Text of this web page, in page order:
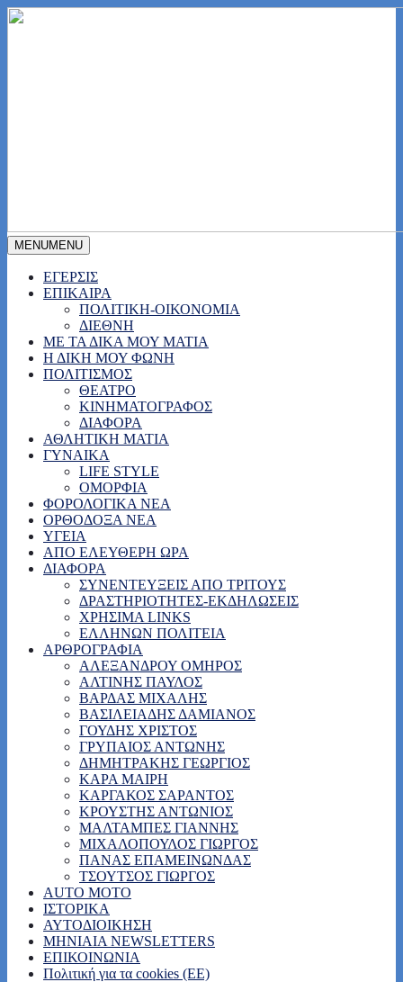
MENUMENU
ΕΓΕΡΣΙΣ
ΕΠΙΚΑΙΡΑ
ΠΟΛΙΤΙΚΗ-ΟΙΚΟΝΟΜΙΑ
ΔΙΕΘΝΗ
ΜΕ ΤΑ ΔΙΚΑ ΜΟΥ ΜΑΤΙΑ
Η ΔΙΚΗ ΜΟΥ ΦΩΝΗ
ΠΟΛΙΤΙΣΜΟΣ
ΘΕΑΤΡΟ
ΚΙΝΗΜΑΤΟΓΡΑΦΟΣ
ΔΙΑΦΟΡΑ
ΑΘΛΗΤΙΚΗ ΜΑΤΙΑ
ΓΥΝΑΙΚΑ
LIFE STYLE
ΟΜΟΡΦΙΑ
ΦΟΡΟΛΟΓΙΚΑ ΝΕΑ
ΟΡΘΟΔΟΞΑ ΝΕΑ
ΥΓΕΙΑ
ΑΠΟ ΕΛΕΥΘΕΡΗ ΩΡΑ
ΔΙΑΦΟΡΑ
ΣΥΝΕΝΤΕΥΞΕΙΣ ΑΠΟ ΤΡΙΤΟΥΣ
ΔΡΑΣΤΗΡΙΟΤΗΤΕΣ-ΕΚΔΗΛΩΣΕΙΣ
ΧΡΗΣΙΜΑ LINKS
ΕΛΛΗΝΩΝ ΠΟΛΙΤΕΙΑ
ΑΡΘΡΟΓΡΑΦΙΑ
ΑΛΕΞΑΝΔΡΟΥ ΟΜΗΡΟΣ
ΑΛΤΙΝΗΣ ΠΑΥΛΟΣ
ΒΑΡΔΑΣ ΜΙΧΑΛΗΣ
ΒΑΣΙΛΕΙΑΔΗΣ ΔΑΜΙΑΝΟΣ
ΓΟΥΔΗΣ ΧΡΙΣΤΟΣ
ΓΡΥΠΑΙΟΣ ΑΝΤΩΝΗΣ
ΔΗΜΗΤΡΑΚΗΣ ΓΕΩΡΓΙΟΣ
ΚΑΡΑ ΜΑΙΡΗ
ΚΑΡΓΑΚΟΣ ΣΑΡΑΝΤΟΣ
ΚΡΟΥΣΤΗΣ ΑΝΤΩΝΙΟΣ
ΜΑΛΤΑΜΠΕΣ ΓΙΑΝΝΗΣ
ΜΙΧΑΛΟΠΟΥΛΟΣ ΓΙΩΡΓΟΣ
ΠΑΝΑΣ ΕΠΑΜΕΙΝΩΝΔΑΣ
ΤΣΟΥΤΣΟΣ ΓΙΩΡΓΟΣ
AUTO MOTO
ΙΣΤΟΡΙΚΑ
ΑΥΤΟΔΙΟΙΚΗΣΗ
MHNIAIA NEWSLETTERS
ΕΠΙΚΟΙΝΩΝΙΑ
Πολιτική για τα cookies (ΕΕ)